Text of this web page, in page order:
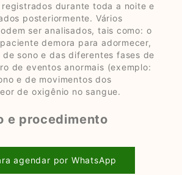
registrados durante toda a noite e
posteriormente. Vários
ser analisados, tais como: o
demora para adormecer,
sono e das diferentes fases de
de eventos anormais (exemplo:
e de movimentos dos
de oxigênio no sangue.
e procedimento
agendar por WhatsApp